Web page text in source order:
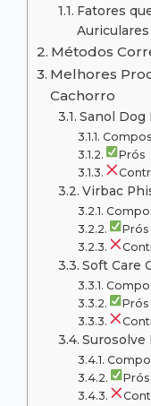
Fatores
Auriculares
Métodos
Melhores
Cachorro
Sanol Dog
Prós
Virbac
Prós
Soft Care
Prós
Surosolve
Prós